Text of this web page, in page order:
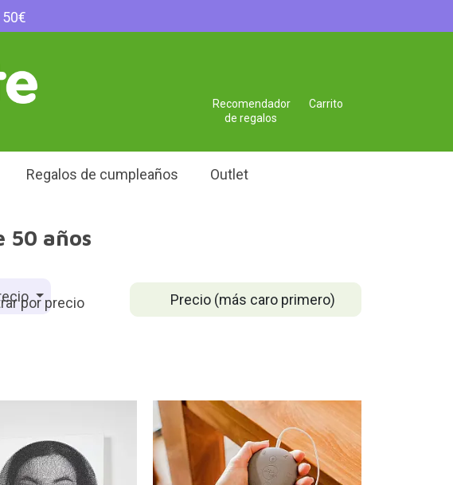
Carrito
Recomendador
de regalos
Regalos de cumpleaños Outlet
50 años
Precio (más caro primero)